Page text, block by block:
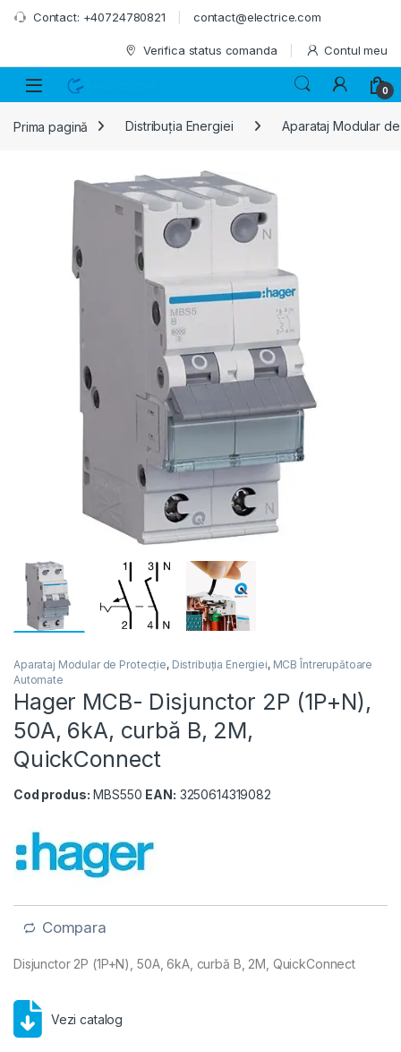
Skip to navigation
Skip to content
Contact: +40724780821 contact@electrice.com
Verifica status comanda Contul meu
0
Prima pagină Distribuția Energiei Aparataj Modular
Aparataj Modular de Protecție, Distribuția Energiei, MCB Întrerupătoare
Automate
Hager MCB- Disjunctor 2P (1P+N),
50A, 6kA, curbă B, 2M,
QuickConnect
Cod produs: MBS550 EAN: 3250614319082
Compara
Disjunctor 2P (1P+N), 50A, 6kA, curbă B, 2M, QuickConnect
Vezi catalog